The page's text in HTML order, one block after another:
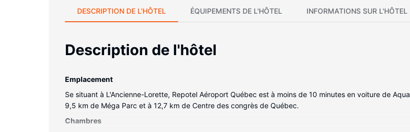
DESCRIPTION DE L'HÔTEL ÉQUIPEMENTS DE L'HÔTEL INFORMATIONS SUR L'HÔTEL
Description de l'hôtel
Emplacement
Se situant à L'Ancienne-Lorette, Repotel Aéroport Québec est à moins de 10 minutes en voiture de
9,5 km de Méga Parc et à 12,7 km de Centre des congrès de Québec.
Chambres